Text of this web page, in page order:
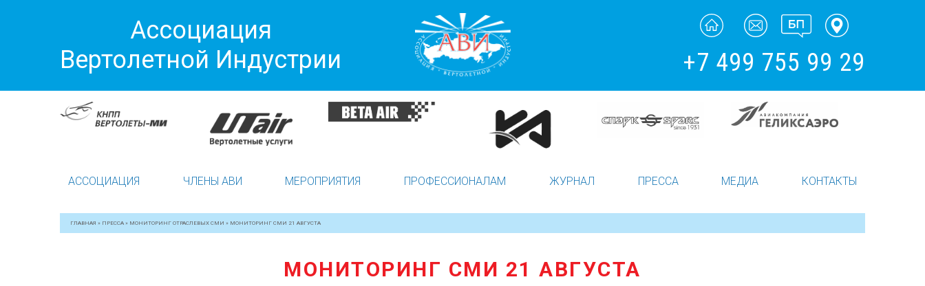
Ассоциация
Вертолетной Индустрии
+7 499 755 99 29
АССОЦИАЦИЯ ЧЛЕНЫ АВИ МЕРОПРИЯТИЯ ПРОФЕССИОНАЛАМ ЖУРНАЛ ПРЕССА МЕДИА КОНТАКТЫ
ГЛАВНАЯ » ПРЕССА » МОНИТОРИНГ ОТРАСЛЕВЫХ СМИ » МОНИТОРИНГ СМИ 21 АВГУСТА
МОНИТОРИНГ СМИ 21 АВГУСТА